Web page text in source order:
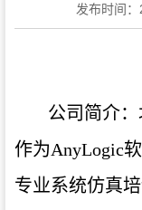
发布时间
公司简介
作为AnyLogic
专业系统仿真